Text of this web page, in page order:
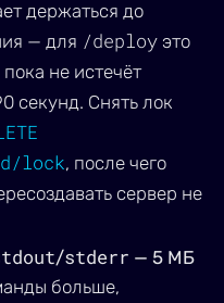
держаться до
— для /deploy это
не истечёт
секунд. Снять лок
lock, после чего
сервер не
/stderr — 5 МБ
больше,